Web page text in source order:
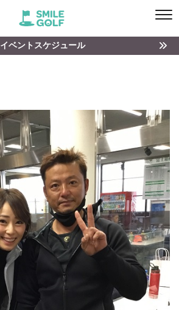
イベントスケジュール